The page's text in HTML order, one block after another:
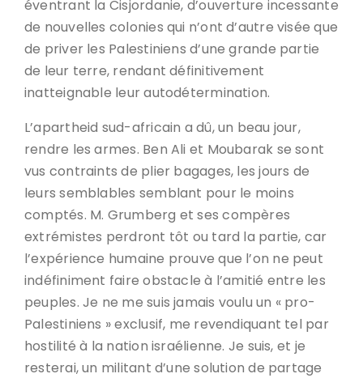
éventrant la Cisjordanie, d’ouverture incessante
de nouvelles colonies qui n’ont d’autre visée que
de priver les Palestiniens d’une grande partie
de leur terre, rendant définitivement
inatteignable leur autodétermination.
L’apartheid sud-africain a dû, un beau jour,
rendre les armes. Ben Ali et Moubarak se sont
vus contraints de plier bagages, les jours de
leurs semblables semblant pour le moins
comptés. M. Grumberg et ses compères
extrémistes perdront tôt ou tard la partie, car
l’expérience humaine prouve que l’on ne peut
indéfiniment faire obstacle à l’amitié entre les
peuples. Je ne me suis jamais voulu un « pro-
Palestiniens » exclusif, me revendiquant tel par
hostilité à la nation israélienne. Je suis, et je
resterai, un militant d’une solution de partage